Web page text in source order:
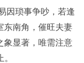
因琐事争吵，若逢
东南角，催旺夫妻
象显著，唯需注意